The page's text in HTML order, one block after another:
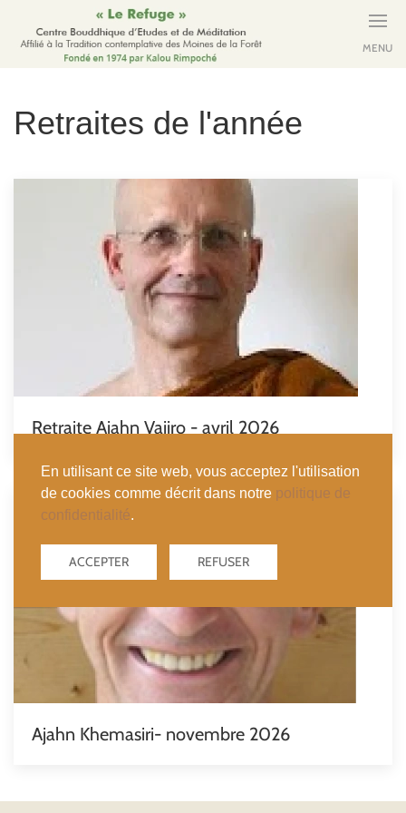
MENU
Retraites de l'année
Retraite Ajahn Vajiro - avril 2026
Ajahn Khemasiri- novembre 2026
En utilisant ce site web, vous acceptez l'utilisation
de cookies comme décrit dans notre politique de
confidentialité.
ACCEPTER REFUSER